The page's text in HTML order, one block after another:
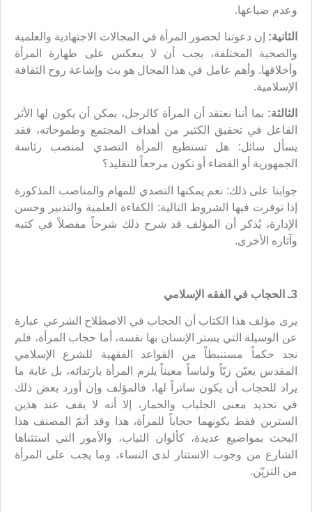
وعدم ضياعها.
الثانية: إن دعوتنا لحضور المرأة في المجالات الاجتهادية والعلمية
والصحية المختلفة، يجب أن لا ينعكس على طهارة المرأة
وأخلاقها. وأهم عامل في هذا المجال هو بث وإشاعة روح الثقافة
الإسلامية.
الثالثة: بما أننا نعتقد أن المرأة كالرجل، يمكن أن يكون لها الأثر
الفاعل في تحقيق الكثير من أهداف المجتمع وطموحاته، فقد
يسأل سائل: هل تستطيع المرأة التصدي لمنصب رئاسة
الجمهورية أو القضاء أو تكون مرجعاً للتقليد؟
جوابنا على ذلك: نعم يمكنها التصدي للمهام والمناصب المذكورة
إذا توفرت فيها الشروط التالية: الكفاءة العلمية والتدبير وحسن
الإدارة، يُذكر أن المؤلف قد شرح ذلك شرحاً مفصلاً في كتبه
وآثاره الأخرى.
3ـ الحجاب في الفقه الإسلامي
يرى مؤلف هذا الكتاب أن الحجاب في الاصطلاح الشرعي عبارة
عن الوسيلة التي يستر الإنسان بها نفسه، أما حجاب المرأة، فلم
نجد حكماً مستنبطاً من القواعد الفقهية للشرع الإسلامي
المقدس يعيّن زيّاً ولباساً معيناً يلزم المرأة بارتدائه، بل غاية ما
يراد للحجاب أن يكون ساتراً لها، فالمؤلف وإن أورد بعض ذلك
في تحديد معنى الجلباب والخمار، إلا أنه لا يقف عند هذين
السترين فقط بكونهما حجاباً للمرأة، هذا وقد أتمّ المصنف هذا
البحث بمواضيع عديدة، كألوان الثياب، والأمور التي استثناها
الشارع من وجوب الاستتار لدى النساء، وما يجب على المرأة
من التزيّن.